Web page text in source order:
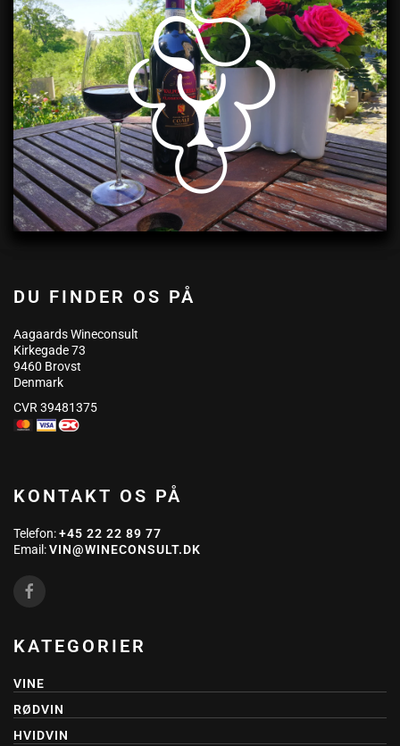
DU FINDER OS PÅ
Aagaards Wineconsult
Kirkegade 73
9460 Brovst
Denmark
CVR 39481375
KONTAKT OS PÅ
Telefon:+45 22 22 89 77
Email:VIN@WINECONSULT.DK
KATEGORIER
VINE
RØDVIN
HVIDVIN